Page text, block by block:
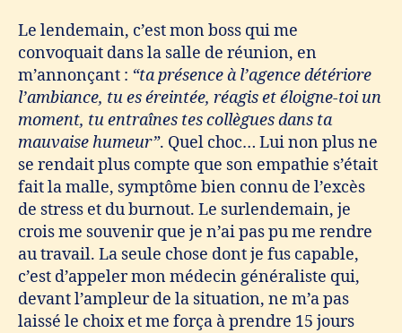
Le lendemain, c’est mon boss qui me
convoquait dans la salle de réunion, en
m’annonçant : “ta présence à l’agence détériore
l’ambiance, tu es éreintée, réagis et éloigne-toi un
moment, tu entraînes tes collègues dans ta
mauvaise humeur”. Quel choc… Lui non plus ne
se rendait plus compte que son empathie s’était
fait la malle, symptôme bien connu de l’excès
de stress et du burnout. Le surlendemain, je
crois me souvenir que je n’ai pas pu me rendre
au travail. La seule chose dont je fus capable,
c’est d’appeler mon médecin généraliste qui,
devant l’ampleur de la situation, ne m’a pas
laissé le choix et me força à prendre 15 jours